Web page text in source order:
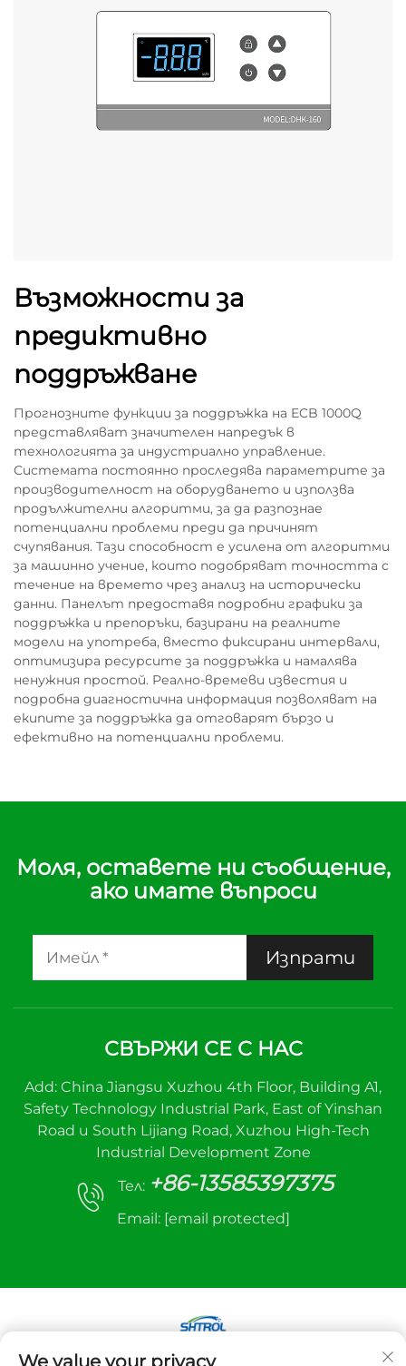
Възможности за
предиктивно
поддръжване
Прогнозните функции за поддръжка на ECB 1000Q
представляват значителен напредък в
технологията за индустриално управление.
Системата постоянно проследява параметрите за
производителност на оборудването и използва
продължителни алгоритми, за да разпознае
потенциални проблеми преди да причинят
счупявания. Тази способност е усилена от алгоритми
за машинно учение, които подобряват точността с
течение на времето чрез анализ на исторически
данни. Панелът предоставя подробни графики за
поддръжка и препоръки, базирани на реалните
модели на употреба, вместо фиксирани интервали,
оптимизира ресурсите за поддръжка и намалява
ненужния простой. Реално-времеви известия и
подробна диагностична информация позволяват на
екипите за поддръжка да отговарят бързо и
ефективно на потенциални проблеми.
Моля, оставете ни съобщение,
ако имате въпроси
Изпрати
СВЪРЖИ СЕ С НАС
Add: China Jiangsu Xuzhou 4th Floor, Building A1,
Safety Technology Industrial Park, East of Yinshan
Road и South Lijiang Road, Xuzhou High-Tech
Industrial Development Zone
Тел: +86-13585397375
Email: [email protected]
We value your privacy